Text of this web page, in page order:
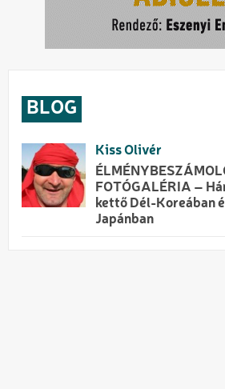
BLOG
Kiss Olivér
FOTÓGALÉRIA –
kettő Dél-Koreában
Japánban